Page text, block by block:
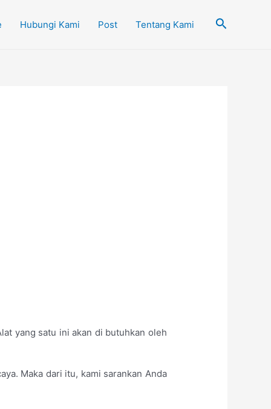
Hubungi Kami Post Tentang Kami Cari
yang satu ini akan di butuhkan oleh
Maka dari itu, kami sarankan Anda